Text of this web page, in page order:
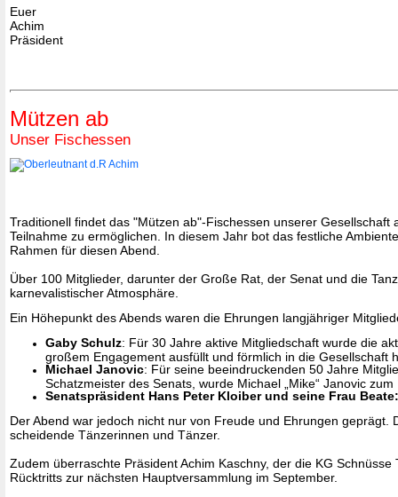
Euer
Achim
Präsident
Mützen ab
Unser Fischessen
Traditionell findet das "Mützen ab"-Fischessen unserer
Teilnahme zu ermöglichen. In diesem Jahr bot das festliche
Rahmen für diesen Abend.
Über 100 Mitglieder, darunter der Große Rat, der Senat und die
karnevalistischer Atmosphäre.
Ein Höhepunkt des Abends waren die Ehrungen langjähriger
Gaby Schulz: Für 30 Jahre aktive Mitgliedschaft wurde die
großem Engagement ausfüllt und förmlich in die Gesellschaft
Michael Janovic: Für seine beeindruckenden 50 Jahre
Schatzmeister des Senats, wurde Michael „Mike“ Janovic
Senatspräsident Hans Peter Kloiber und seine Frau Beate:
Der Abend war jedoch nicht nur von Freude und Ehrungen
scheidende Tänzerinnen und Tänzer.
Zudem überraschte Präsident Achim Kaschny, der die KG
Rücktritts zur nächsten Hauptversammlung im September.